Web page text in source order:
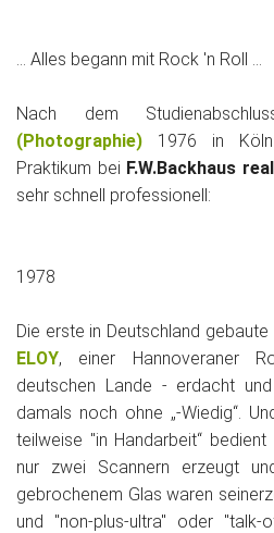
Presse + Medien
Images : ep Bildergalerien
Peter's "on-the-road" Tipps
Ganz speziell
Impressum
... Alles begann mit Rock 'n Roll ...
Nach dem
(Photographie) 1976 in
Praktikum bei F.W.Backhaus
sehr schnell professionell:
1978
Die erste in Deutschland gebaute
ELOY, einer Hannoveraner
deutschen Lande - erdacht
damals noch ohne „-Wiedig“.
teilweise "in Handarbeit“
nur zwei Scannern erzeugt
gebrochenem Glas waren
und "non-plus-ultra" oder "talk-